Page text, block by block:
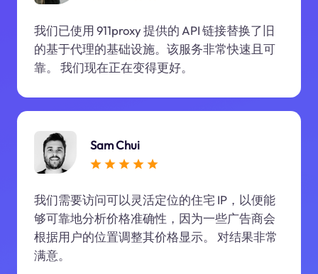
我们已使用 911proxy 提供的 API 链接替换了旧
的基于代理的基础设施。该服务非常快速且可
靠。 我们现在正在变得更好。
Sam Chui
我们需要访问可以灵活定位的住宅 IP，以便能
够可靠地分析价格准确性，因为一些广告商会
根据用户的位置调整其价格显示。 对结果非常
满意。